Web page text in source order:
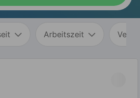
Arbeitszeit